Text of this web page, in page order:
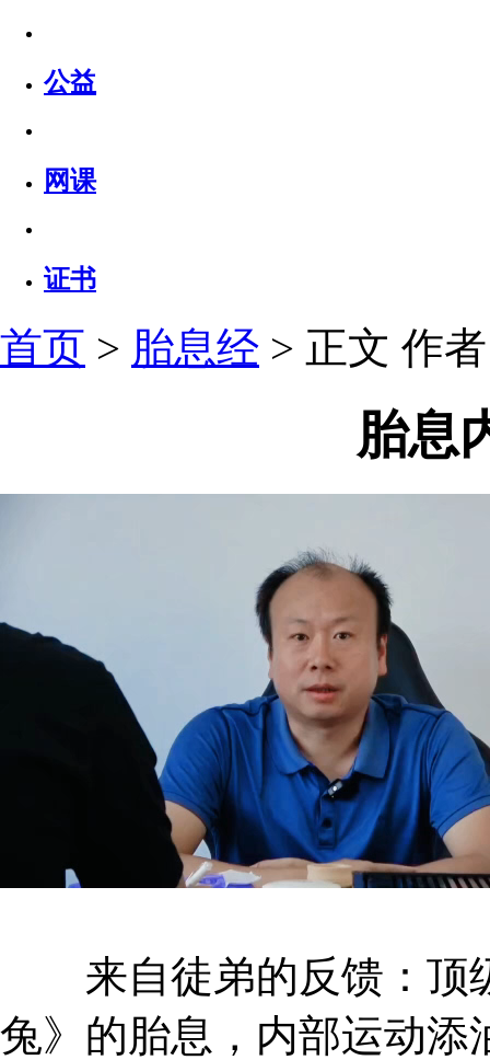
公益
网课
证书
首页 > 胎息经 > 正文 作
胎息
来自徒弟的反馈：顶
兔》的胎息，内部运动添